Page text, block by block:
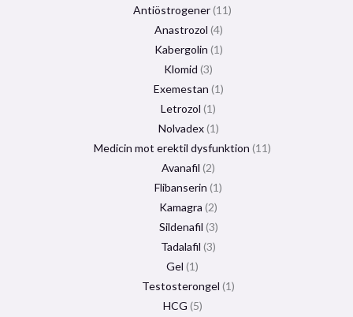
Antiöstrogener 11
Anastrozol 4
Kabergolin 1
Klomid 3
Exemestan 1
Letrozol 1
Nolvadex 1
Medicin mot erektil dysfunktion 11
Avanafil 2
Flibanserin 1
Kamagra 2
Sildenafil 3
Tadalafil 3
Gel 1
Testosterongel 1
HCG 5